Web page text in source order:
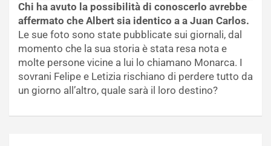
Chi ha avuto la possibilità di conoscerlo avrebbe
affermato che Albert sia identico a a Juan Carlos.
Le sue foto sono state pubblicate sui giornali, dal
momento che la sua storia è stata resa nota e
molte persone vicine a lui lo chiamano Monarca. I
sovrani Felipe e Letizia rischiano di perdere tutto da
un giorno all’altro, quale sarà il loro destino?